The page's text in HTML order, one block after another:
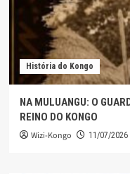
História do Kongo
NA MULUANGU: O
REINO DO KONGO
Wizi-Kongo 11/07/2026